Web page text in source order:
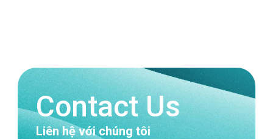
Contact Us
Liên hệ với chúng tôi